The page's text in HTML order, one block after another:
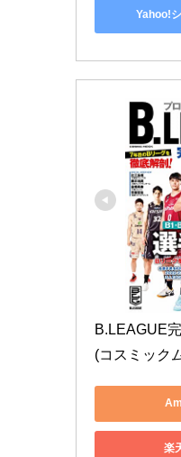
Yahoo!
B.LEAGUE
(コスミック
楽